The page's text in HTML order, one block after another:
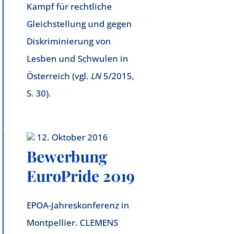
Kampf für rechtliche
Gleichstellung und gegen
Diskriminierung von
Lesben und Schwulen in
Österreich (vgl. LN5/2015,
S. 30).
12. Oktober 2016
Bewerbung
EuroPride 2019
EPOA-Jahreskonferenz in
Montpellier. CLEMENS